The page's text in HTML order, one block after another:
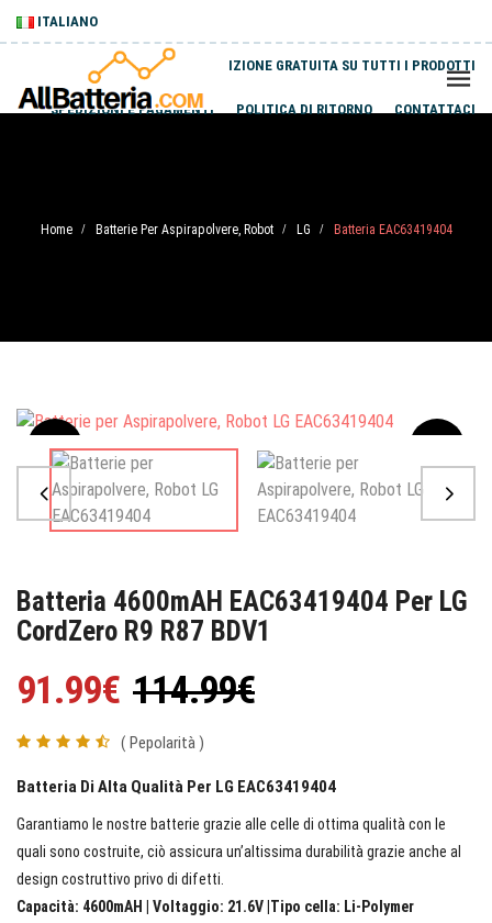
ITALIANO
SPEDIZIONE GRATUITA SU TUTTI I PRODOTTI
SPEDIZIONI E PAGAMENTI POLITICA DI RITORNO CONTATTACI
Home / Batterie Per Aspirapolvere, Robot / LG / Batteria EAC63419404
Sale
Batteria 4600mAH EAC63419404 Per LG
CordZero R9 R87 BDV1
91.99€ 114.99€
( Pepolarità )
Batteria Di Alta Qualità Per LG EAC63419404
Garantiamo le nostre batterie grazie alle celle di ottima qualità con le
quali sono costruite, ciò assicura un’altissima durabilità grazie anche al
design costruttivo privo di difetti.
Capacità: 4600mAH | Voltaggio: 21.6V |Tipo cella: Li-Polymer